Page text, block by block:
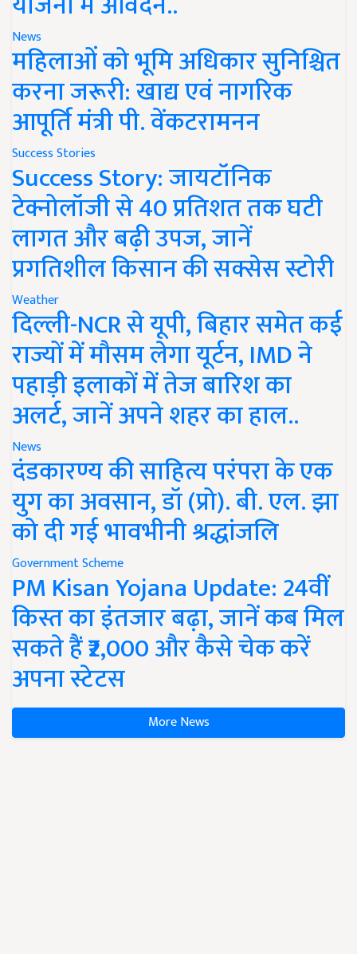
News
महिलाओं को भूमि अधिकार सुनिश्चित
करना जरूरी: खाद्य एवं नागरिक
आपूर्ति मंत्री पी. वेंकटरामनन
Success Stories
Success Story: जायटॉनिक
टेक्नोलॉजी से 40 प्रतिशत तक घटी
लागत और बढ़ी उपज, जानें
प्रगतिशील किसान की सक्सेस स्टोरी
Weather
दिल्ली-NCR से यूपी, बिहार समेत कई
राज्यों में मौसम लेगा यूर्टन, IMD ने
पहाड़ी इलाकों में तेज बारिश का
अलर्ट, जानें अपने शहर का हाल..
News
दंडकारण्य की साहित्य परंपरा के एक
युग का अवसान, डॉ (प्रो). बी. एल. झा
को दी गई भावभीनी श्रद्धांजलि
Government Scheme
PM Kisan Yojana Update: 24वीं
किस्त का इंतजार बढ़ा, जानें कब मिल
सकते हैं ₹2,000 और कैसे चेक करें
अपना स्टेटस
More News